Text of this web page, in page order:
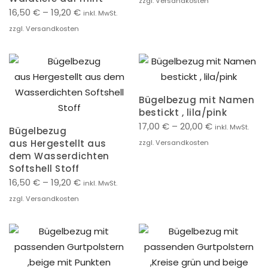
16,50 € – 19,20 € inkl. MwSt.
zzgl. Versandkosten
Bügelbezug
aus Hergestellt aus
dem Wasserdichten
Softshell Stoff
16,50 € – 19,20 € inkl. MwSt.
zzgl. Versandkosten
Bügelbezug mit Namen
bestickt , lila/pink
17,00 € – 20,00 € inkl. MwSt.
zzgl. Versandkosten